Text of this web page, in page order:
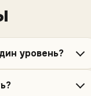
уровень?